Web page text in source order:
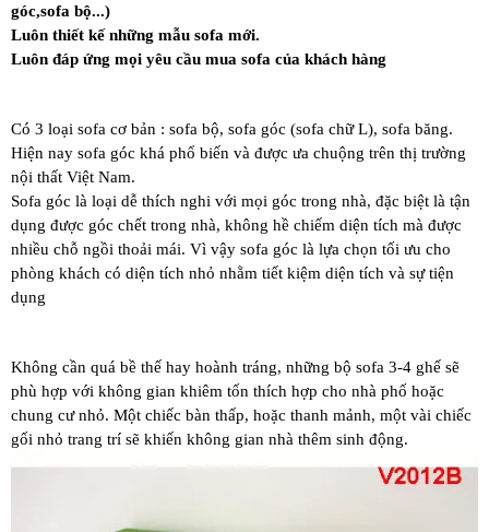
góc,sofa bộ...)
Luôn thiết kế những mẫu sofa mới.
Luôn đáp ứng mọi yêu cầu mua sofa của khách hàng
Có 3 loại sofa cơ bản : sofa bộ, sofa góc (sofa chữ L), sofa băng.
Hiện nay sofa góc khá phổ biến và được ưa chuộng trên thị trường
nội thất Việt Nam.
Sofa góc là loại dễ thích nghi với mọi góc trong nhà, đặc biệt là tận
dụng được góc chết trong nhà, không hề chiếm diện tích mà được
nhiều chỗ ngồi thoải mái. Vì vậy sofa góc là lựa chọn tối ưu cho
phòng khách có diện tích nhỏ nhằm tiết kiệm diện tích và sự tiện
dụng
Không cần quá bề thế hay hoành tráng, những bộ sofa 3-4 ghế sẽ
phù hợp với không gian khiêm tốn thích hợp cho nhà phố hoặc
chung cư nhỏ. Một chiếc bàn thấp, hoặc thanh mảnh, một vài chiếc
gối nhỏ trang trí sẽ khiến không gian nhà thêm sinh động.